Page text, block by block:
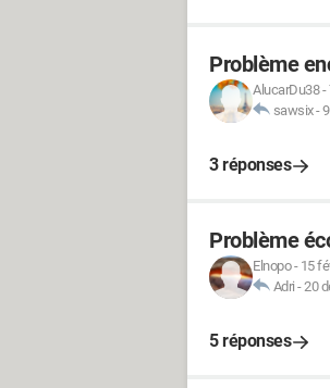
Problème
AlucarDu38-
sawsix-
3 réponses
Problème
Elnopo- 15
Adri -20
5 réponses